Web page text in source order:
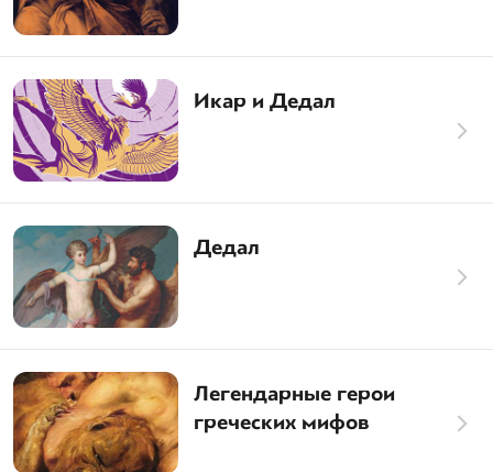
Икар и Дедал
Дедал
Легендарные герои
греческих мифов